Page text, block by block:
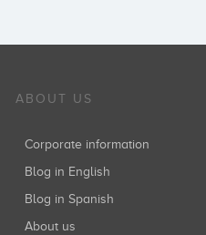
ABOUT US
Corporate information
Blog in English
Blog in Spanish
About us